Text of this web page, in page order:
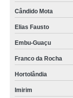
locação de kimono Jaú
locação de kimono
onde faz locação de
Cândido Mota
Elias Fausto
Embu-Guaçu
Franco da Rocha
Hortolândia
Imirim